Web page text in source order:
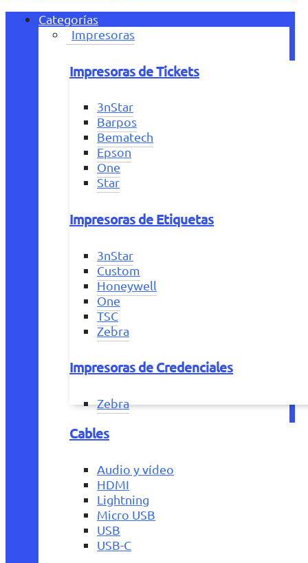
Categorías
Impresoras
Impresoras de Tickets
3nStar
Barpos
Bematech
Epson
One
Star
Impresoras de Etiquetas
3nStar
Custom
Honeywell
One
TSC
Zebra
Impresoras de Credenciales
Zebra
Cables
Audio y vídeo
HDMI
Lightning
Micro USB
USB
USB-C